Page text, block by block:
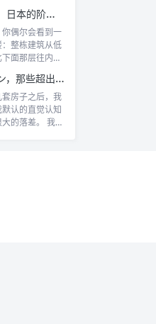
退台型マンション：日本的阶梯式露台公寓是什么
偶尔会看到一
整栋建筑从低
面那层往内缩
在日本买マンション，那些超出认知的所有权规则
房子之后，我
认的直觉认知
的落差。 我自